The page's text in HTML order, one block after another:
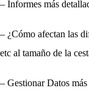
– Informes más
– ¿Cómo afectan las
etc al tamaño de la
– Gestionar Datos